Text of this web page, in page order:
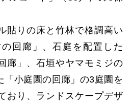
貼りの床と竹林で格調高い
回廊」、石庭を配置した
廊」、石垣やヤマモミジの
「小庭園の回廊」の3庭園を
おり、ランドスケープデザ